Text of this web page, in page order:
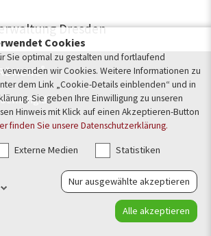
Cookies
Sie optimal zu gestalten und fortlaufend
wir Cookies. Weitere Informationen zu
dem Link „Cookie-Details einblenden“ und in
Sie geben Ihre Einwilligung zu unseren
Hinweis mit Klick auf einen Akzeptieren-Button
finden Sie unsere Datenschutzerklärung.
Externe Medien Statistiken
Nur ausgewählte akzeptieren
Alle akzeptieren
Dresden
®